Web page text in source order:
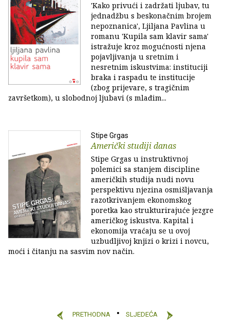
'Kako privući i zadržati ljubav, tu
jednadžbu s beskonačnim brojem
nepoznanica', Ljiljana Pavlina u
romanu 'Kupila sam klavir sama'
istražuje kroz mogućnosti njena
pojavljivanja u sretnim i
nesretnim iskustvima: instituciji
braka i raspadu te institucije
(zbog prijevare, s tragičnim
završetkom), u slobodnoj ljubavi (s mlađim...
Stipe Grgas
Američki studiji danas
Stipe Grgas u instruktivnoj
polemici sa stanjem discipline
američkih studija nudi novu
perspektivu njezina osmišljavanja
razotkrivanjem ekonomskog
poretka kao strukturirajuće jezgre
američkog iskustva. Kapital i
ekonomija vraćaju se u ovoj
uzbudljivoj knjizi o krizi i novcu,
moći i čitanju na sasvim nov način.
PRETHODNA SLJEDEĆA